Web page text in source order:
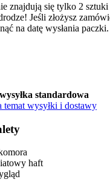
znajdują się tylko 2 sztuki
Jeśli złożysz
na datę wysłania paczki.
standardowa
wysyłki i dostawy
haft